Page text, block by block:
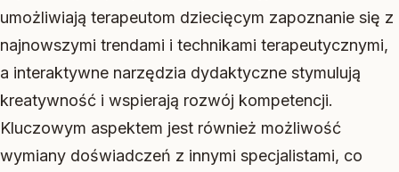
umożliwiają terapeutom dziecięcym zapoznanie się z
najnowszymi trendami i technikami terapeutycznymi,
a interaktywne narzędzia dydaktyczne stymulują
kreatywność i wspierają rozwój kompetencji.
Kluczowym aspektem jest również możliwość
wymiany doświadczeń z innymi specjalistami, co